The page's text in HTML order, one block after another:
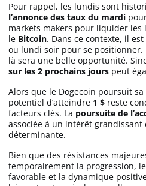
Pour rappel, les lundis sont
l’annonce des taux du mardi
markets makers pour liquider les
le Bitcoin. Dans ce contexte, il
ou lundi soir pour se positionner.
là sera une belle opportunité.
sur les 2 prochains jours peut
Alors que le Dogecoin poursuit
potentiel d’atteindre 1 $ reste
facteurs clés. La poursuite de
associée à un intérêt grandissant
déterminante.
Bien que des résistances
temporairement la progression,
favorable et la dynamique